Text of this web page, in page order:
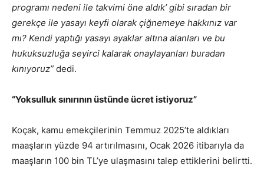
programı nedeni ile takvimi öne aldık’ gibi sıradan bir
gerekçe ile yasayı keyfi olarak çiğnemeye hakkınız var
mı? Kendi yaptığı yasayı ayaklar altına alanları ve bu
hukuksuzluğa seyirci kalarak onaylayanları buradan
kınıyoruz” dedi.
“Yoksulluk sınırının üstünde ücret istiyoruz”
Koçak, kamu emekçilerinin Temmuz 2025’te aldıkları
maaşların yüzde 94 artırılmasını, Ocak 2026 itibarıyla da
maaşların 100 bin TL’ye ulaşmasını talep ettiklerini belirtti.